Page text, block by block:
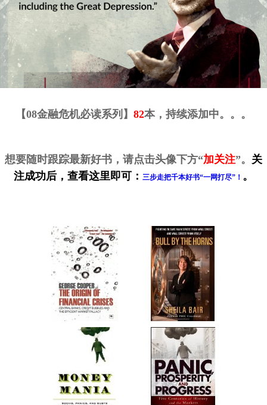
【08金融危机必读系列】 82本，持续添加中。。。
想要随时跟踪最新好书，请点击头像下方“加关注”。 关
注成功后，查看这里即可 ： 三步走把千本好书“一网打尽”！ 。